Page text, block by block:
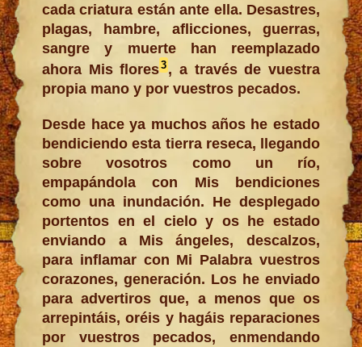
cada criatura están ante ella. Desastres,
plagas, hambre, aflicciones, guerras,
sangre y muerte han reemplazado
ahora Mis flores3 , a través de vuestra
propia mano y por vuestros pecados.
Desde hace ya muchos años he estado
bendiciendo esta tierra reseca, llegando
sobre vosotros como un río,
empapándola con Mis bendiciones
como una inundación. He desplegado
portentos en el cielo y os he estado
enviando a Mis ángeles, descalzos,
para inflamar con Mi Palabra vuestros
corazones, generación. Los he enviado
para advertiros que, a menos que os
arrepintáis, oréis y hagáis reparaciones
por vuestros pecados, enmendando